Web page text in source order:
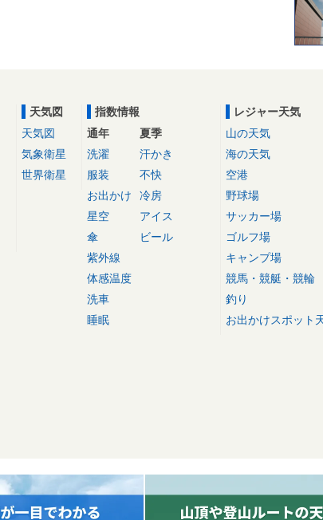
天気図
天気図
気象衛星
世界衛星
指数情報
通年
洗濯
服装
お出かけ
星空
傘
紫外線
体感温度
洗車
睡眠
夏季
汗かき
不快
冷房
アイス
ビール
レジャー天気
山の天気
海の天気
空港
野球場
サッカー場
ゴルフ場
キャンプ場
競馬・競艇・競輪
釣り
お出かけスポット